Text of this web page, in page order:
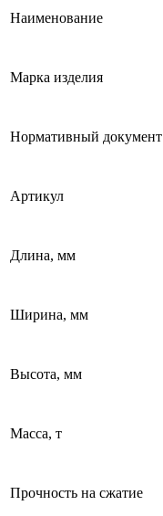
Наименование
Марка изделия
Нормативный документ
Артикул
Длина, мм
Ширина, мм
Высота, мм
Масса, т
Прочность на сжатие